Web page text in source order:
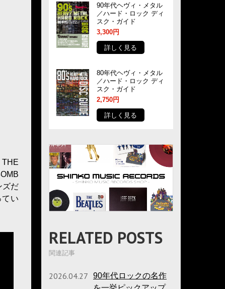
ズだ
い
90年代ヘヴィ・メタル
／ハード・ロック ディ
スク・ガイド
3,300円
詳しく見る
80年代ヘヴィ・メタル
／ハード・ロック ディ
スク・ガイド
2,750円
詳しく見る
RELATED POSTS
関連記事
2026.04.27
90年代ロックの名作